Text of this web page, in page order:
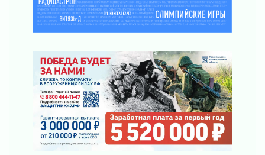
Шесть новых жизней в честь дня рождения
Ленинградской области
03 августа 2026
Уроки безопасности для детей и взрослых
03 августа 2026
Ленобласть отмечает День Воздушно-
десантных войск
02 августа 2026
«Активное лето»
02 августа 2026
Ленобласть отметила заслуги жителей перед